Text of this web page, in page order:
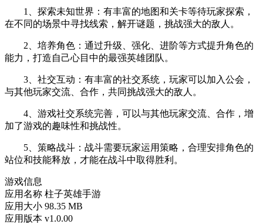
1、探索未知世界：有丰富的地图和关卡等待玩家探索，
在不同的场景中寻找线索，解开谜题，挑战强大的敌人。
2、培养角色：通过升级、强化、进阶等方式提升角色的
能力，打造自己心目中的最强英雄团队。
3、社交互动：有丰富的社交系统，玩家可以加入公会，
与其他玩家交流、合作，共同挑战强大的敌人。
4、游戏社交系统完善，可以与其他玩家交流、合作，增
加了游戏的趣味性和挑战性。
5、策略战斗：战斗需要玩家运用策略，合理安排角色的
站位和技能释放，才能在战斗中取得胜利。
游戏信息
应用名称 柱子英雄手游
应用大小 98.35 MB
应用版本 v1.0.00